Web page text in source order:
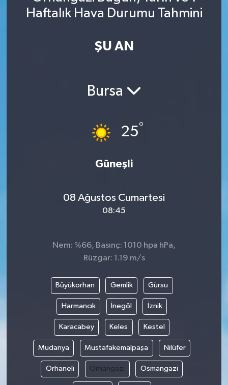
Haftalık Hava Durumu Tahmini
ŞU AN
Bursa
25°
Güneşli
08 Ağustos Cumartesi
08:45
Nem: %66, Basınç: 1010 hpa hPa,
Rüzgar: 1.19 m/s
Büyükorhan Gemlik Gürsu
Harmancık İnegöl İznik
Karacabey Keles Kestel
Mudanya Mustafakemalpaşa Nilüfer
Orhaneli Orhangazi Osmangazi
Spor